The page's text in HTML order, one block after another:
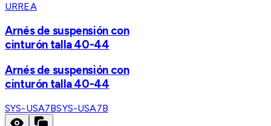
URREA
Arnés de suspensión con
cinturón talla 40-44
Arnés de suspensión con
cinturón talla 40-44
SYS-USA7BSYS-USA7B